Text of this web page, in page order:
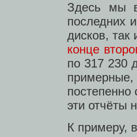
Здесь мы
последних
дисков,
конце
по 317 230
эти отчёты
К примеру,